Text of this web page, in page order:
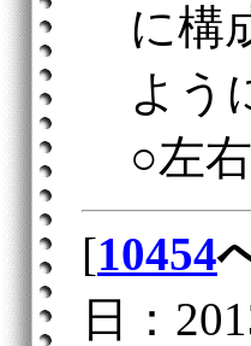
に構
よう
○左
[10454
日：